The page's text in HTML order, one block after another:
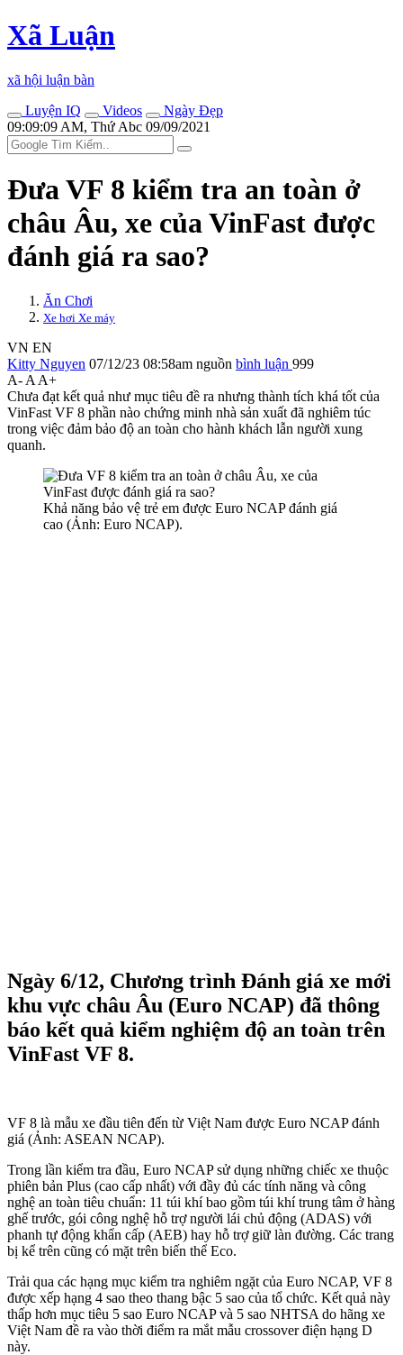
Xã Luận
xã hội luận bàn
Luyện IQ
Videos
Ngày Đẹp
09:09:09 AM, Thứ Abc 09/09/2021
Đưa VF 8 kiểm tra an toàn ở
châu Âu, xe của VinFast được
đánh giá ra sao?
Ăn Chơi
Xe hơi Xe máy
VN EN
Kitty Nguyen 07/12/23 08:58am nguồn bình luận 999
A- A A+
Chưa đạt kết quả như mục tiêu đề ra nhưng thành tích khá tốt của
VinFast VF 8 phần nào chứng minh nhà sản xuất đã nghiêm túc
trong việc đảm bảo độ an toàn cho hành khách lẫn người xung
quanh.
Khả năng bảo vệ trẻ em được Euro NCAP đánh giá
cao (Ảnh: Euro NCAP).
Ngày 6/12, Chương trình Đánh giá xe mới
khu vực châu Âu (Euro NCAP) đã thông
báo kết quả kiểm nghiệm độ an toàn trên
VinFast VF 8.
VF 8 là mẫu xe đầu tiên đến từ Việt Nam được Euro NCAP đánh
giá (Ảnh: ASEAN NCAP).
Trong lần kiểm tra đầu, Euro NCAP sử dụng những chiếc xe thuộc
phiên bản Plus (cao cấp nhất) với đầy đủ các tính năng và công
nghệ an toàn tiêu chuẩn: 11 túi khí bao gồm túi khí trung tâm ở hàng
ghế trước, gói công nghệ hỗ trợ người lái chủ động (ADAS) với
phanh tự động khẩn cấp (AEB) hay hỗ trợ giữ làn đường. Các trang
bị kể trên cũng có mặt trên biến thể Eco.
Trải qua các hạng mục kiểm tra nghiêm ngặt của Euro NCAP, VF 8
được xếp hạng 4 sao theo thang bậc 5 sao của tổ chức. Kết quả này
thấp hơn mục tiêu 5 sao Euro NCAP và 5 sao NHTSA do hãng xe
Việt Nam đề ra vào thời điểm ra mắt mẫu crossover điện hạng D
này.